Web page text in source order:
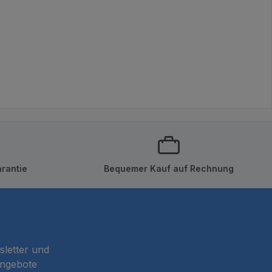
Bequemer Kauf auf Rechnung
und